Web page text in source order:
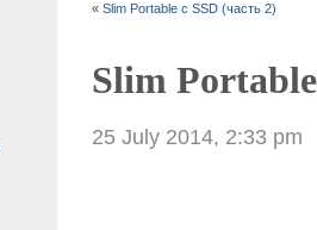
«Slim Portable с SSD (часть 2)
Slim
25 July 2014, 2:33 pm